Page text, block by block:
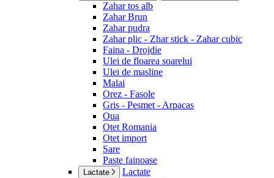
Zahar tos alb
Zahar Brun
Zahar pudra
Zahar plic - Zhar stick - Zahar cubic
Faina - Drojdie
Ulei de floarea soarelui
Ulei de masline
Malai
Orez - Fasole
Gris - Pesmet - Arpacas
Oua
Otet Romania
Otet import
Sare
Paste fainoase
Lactate Lactate